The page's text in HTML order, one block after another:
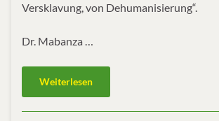
Versklavung, von Dehumanisierung“.
Dr. Mabanza …
Weiterlesen